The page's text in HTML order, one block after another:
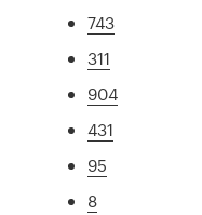
743
311
904
431
95
8